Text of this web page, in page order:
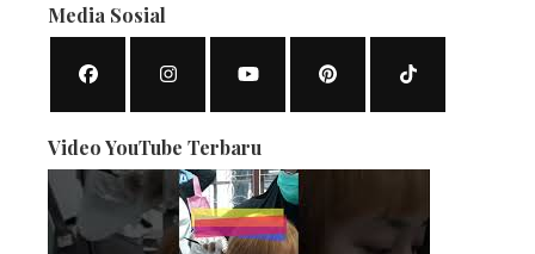
Media Sosial
Video YouTube Terbaru